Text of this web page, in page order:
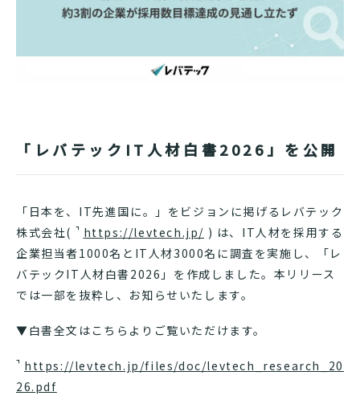
「レバテックIT人材白書2026」を公開
「日本を、IT先進国に。」をビジョンに掲げるレバテック
株式会社(
https://levtech.jp/ ) は、IT人材を採用する
企業担当者1000名とIT人材3000名に調査を実施し、「レ
バテックIT人材白書2026」を作成しました。本リリース
では一部を抜粋し、お知らせいたします。
▼白書全文はこちらよりご覧いただけます。
https://levtech.jp/files/doc/levtech_research_20
26.pdf